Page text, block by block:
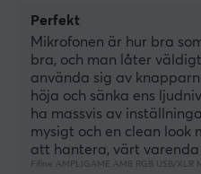
Perfekt
Mikrofonen är hur bra
bra, och man låter
använda sig av
höja och sänka ens
ha massvis av
mysigt och en clean look
att hantera, värt varenda
Fifine AMPLIGAME AM8 RGB USB/